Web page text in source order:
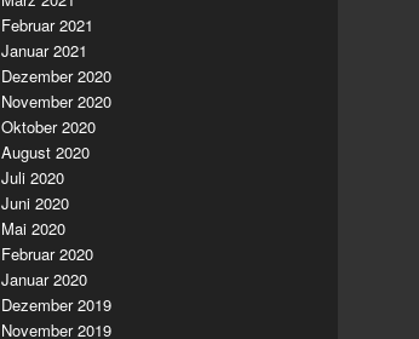
Februar 2021
Januar 2021
Dezember 2020
November 2020
Oktober 2020
August 2020
Juli 2020
Juni 2020
Mai 2020
Februar 2020
Januar 2020
Dezember 2019
November 2019